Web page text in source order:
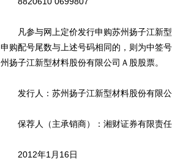
凡参与网上定价发行申购苏州扬子江新型
申购配号尾数与上述号码相同的，则为中签
州扬子江新型材料股份有限公司Ａ股股票。
发行人：苏州扬子江新型材料股份有限公
保荐人（主承销商）：湘财证券有限责任
2012年1月16日